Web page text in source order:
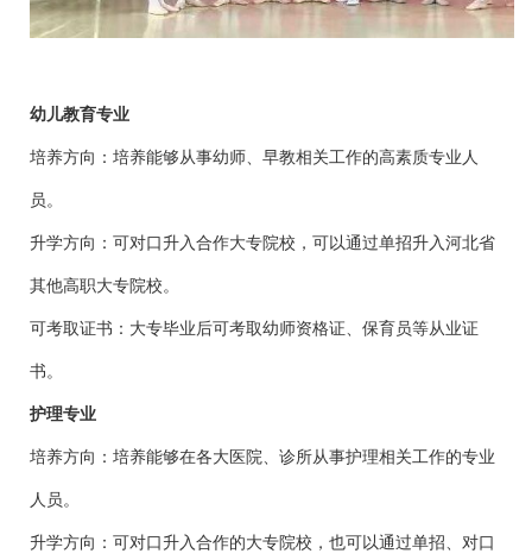
幼儿教育专业
培养方向：培养能够从事幼师、早教相关工作的高素质专业人
员。
升学方向：可对口升入合作大专院校，可以通过单招升入河北省
其他高职大专院校。
可考取证书：大专毕业后可考取幼师资格证、保育员等从业证
书。
护理专业
培养方向：培养能够在各大医院、诊所从事护理相关工作的专业
人员。
升学方向：可对口升入合作的大专院校，也可以通过单招、对口